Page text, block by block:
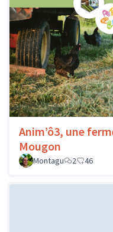
Anim’ô3, une
Mougon
Montagu
2 46